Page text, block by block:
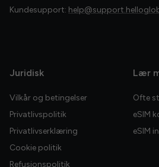
Kundesupport:
Juridisk
Vilkår og betingelser
Privatlivspolitik
Privatlivserklæring
Cookie politik
Refusionspolitik
Lær
Ofte
eSIM
eSIM